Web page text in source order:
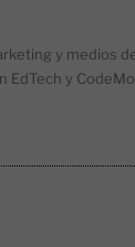
y medios
EdTech y